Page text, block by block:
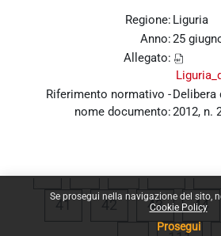
Se prosegui nella navigazione del sito,
Cookie Policy
Prosegui
Regione: Liguria
Anno:25
Allegato:
Riferimento normativo -
nome documento:
Delibera
2012, n.
« 1 … 37 38
41Pagina 41
42Pagina 42
43Pagina
44